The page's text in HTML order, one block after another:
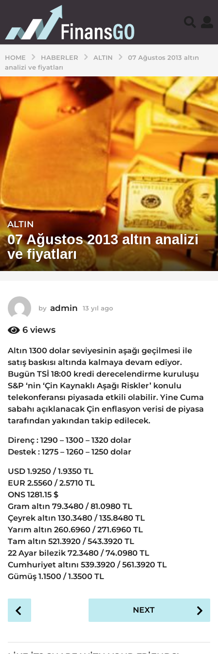
HOME HABERLER ALTIN
07 Ağustos 2013 altın
analizi ve fiyatları
1
3
y
ı
l
o
1
3
ı
l
a
g
o
ALTIN
07 Ağustos 2013 altın analizi
ve fiyatları
by admin 13 yıl ago
a
g
o
6 views
Altın 1300 dolar seviyesinin aşağı geçilmesi ile
satış baskısı altında kalmaya devam ediyor.
Bugün TSİ 18:00 kredi derecelendirme kuruluşu
S&P ‘nin ‘Çin Kaynaklı Aşağı Riskler’ konulu
telekonferansı piyasada etkili olabilir. Yine Cuma
sabahı açıklanacak Çin enflasyon verisi de piyasa
tarafından yakından takip edilecek.
Direnç : 1290 – 1300 – 1320 dolar
Destek : 1275 – 1260 – 1250 dolar
USD 1.9250 / 1.9350 TL
EUR 2.5560 / 2.5710 TL
ONS 1281.15 $
Gram altın 79.3480 / 81.0980 TL
Çeyrek altın 130.3480 / 135.8480 TL
Yarım altın 260.6960 / 271.6960 TL
Tam altın 521.3920 / 543.3920 TL
22 Ayar bilezik 72.3480 / 74.0980 TL
Cumhuriyet altını 539.3920 / 561.3920 TL
Gümüş 1.1500 / 1.3500 TL
NEXT